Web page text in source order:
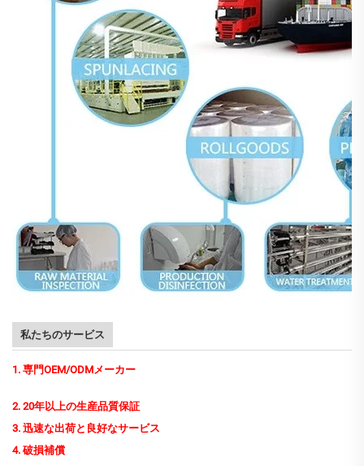
私たちのサービス
1. 専門OEM/ODMメーカー
2. 20年以上の生産品質保証
3. 迅速な出荷と良好なサービス
4. 破損補償